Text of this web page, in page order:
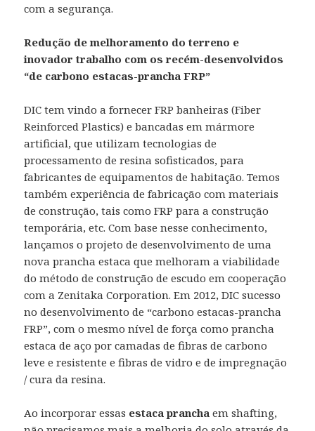
com a segurança.
Redução de melhoramento do terreno e
inovador trabalho com os recém-desenvolvidos
“de carbono estacas-prancha FRP”
DIC tem vindo a fornecer FRP banheiras (Fiber
Reinforced Plastics) e bancadas em mármore
artificial, que utilizam tecnologias de
processamento de resina sofisticados, para
fabricantes de equipamentos de habitação. Temos
também experiência de fabricação com materiais
de construção, tais como FRP para a construção
temporária, etc. Com base nesse conhecimento,
lançamos o projeto de desenvolvimento de uma
nova prancha estaca que melhoram a viabilidade
do método de construção de escudo em cooperação
com a Zenitaka Corporation. Em 2012, DIC sucesso
no desenvolvimento de “carbono estacas-prancha
FRP”, com o mesmo nível de força como prancha
estaca de aço por camadas de fibras de carbono
leve e resistente e fibras de vidro e de impregnação
/ cura da resina.
Ao incorporar essas estaca prancha em shafting,